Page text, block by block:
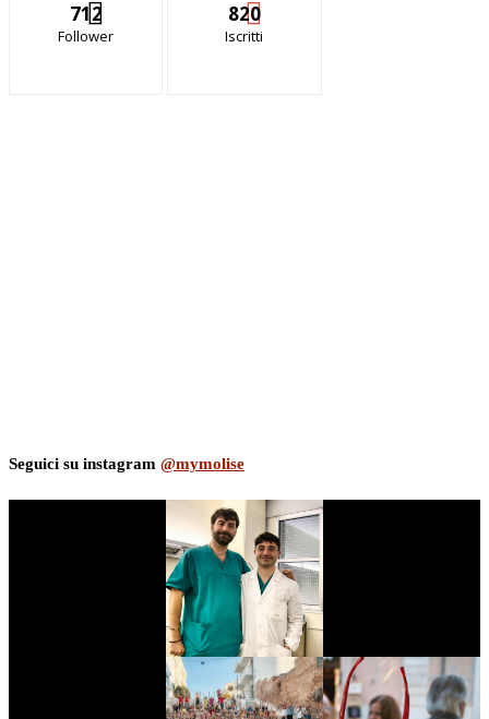
712
Follower
820
Iscritti
Seguici su instagram @mymolise